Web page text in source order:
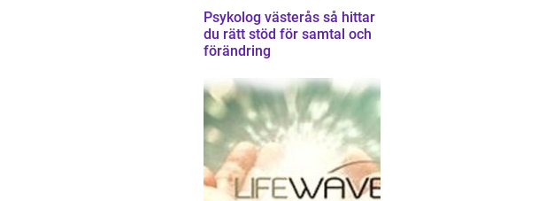
Psykolog västerås så hittar
du rätt stöd för samtal och
förändring